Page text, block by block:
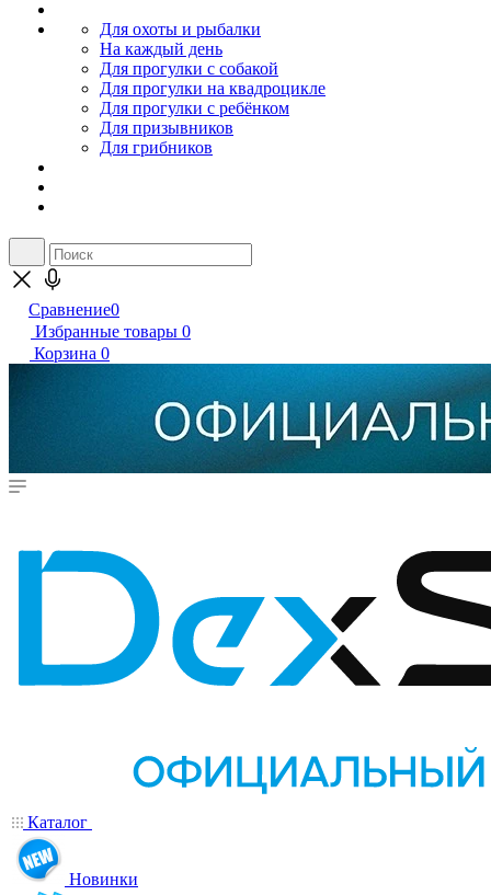
Для охоты и рыбалки
На каждый день
Для прогулки с собакой
Для прогулки на квадроцикле
Для прогулки с ребёнком
Для призывников
Для грибников
Сравнение0
Избранные товары 0
Корзина 0
Каталог
Новинки